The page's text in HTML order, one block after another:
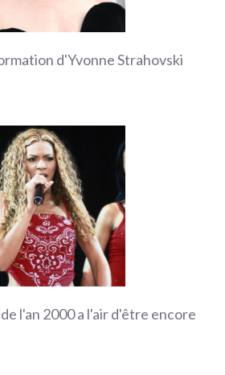
d'Yvonne Strahovski
l'an 2000 a l'air d'être encore